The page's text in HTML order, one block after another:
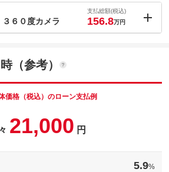
数字等は、抽選になることがございます。ご了承く
６０度カメラ
支払総額(税込)
156.8万円
（参考）
価格（税込）のローン支払例
21,000 円
5.9%